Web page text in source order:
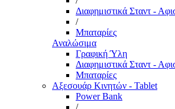
Διαφημιστικά Σταντ -
/
Μπαταρίες
Αναλώσιμα
Γραφική Ύλη
Διαφημιστικά Σταντ -
Μπαταρίες
Αξεσουάρ Κινητών - Tablet
Power Bank
/